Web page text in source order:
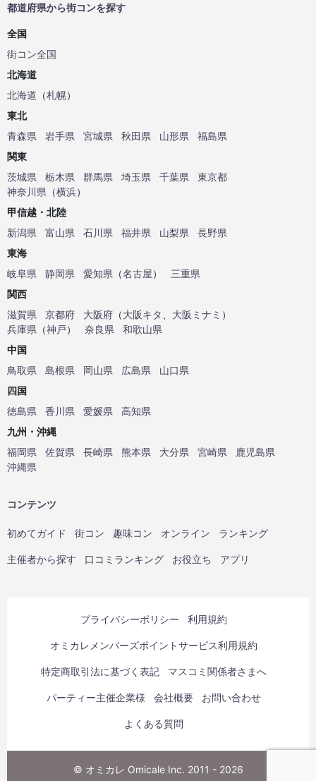
都道府県から街コンを探す
全国
街コン全国
北海道
北海道 （札幌）
東北
青森県
岩手県 宮城県 秋田県 山形県
福島県
関東
茨城県
栃木県 群馬県 埼玉県 千葉県
東京都
神奈川県 （横浜）
甲信越・北陸
新潟県
富山県 石川県 福井県 山梨県
長野県
東海
岐阜県
静岡県 愛知県 （名古屋）
三重県
関西
滋賀県
京都府 大阪府 （大阪キタ 大阪ミナミ ）
兵庫県 （神戸） 奈良県
和歌山県
中国
鳥取県
島根県 岡山県 広島県
山口県
四国
徳島県
香川県 愛媛県
高知県
九州・沖縄
福岡県
佐賀県 長崎県 熊本県 大分県 宮崎県
鹿児島県
沖縄県
コンテンツ
初めてガイド 街コン 趣味コン オンライン ランキング
主催者から探す 口コミランキング お役立ち アプリ
プライバシーポリシー 利用規約
オミカレメンバーズポイントサービス利用規約
特定商取引法に基づく表記 マスコミ関係者さまへ
パーティー主催企業様 会社概要 お問い合わせ
よくある質問
© オミカレ Omicale Inc. 2011 - 2026